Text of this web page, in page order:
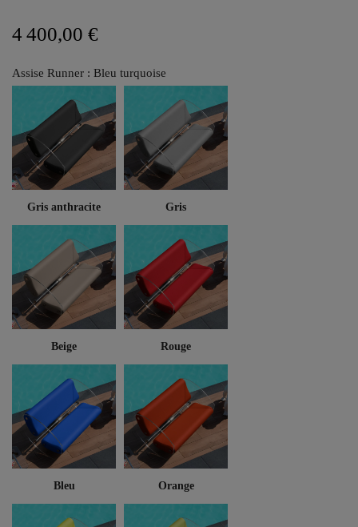
4 400,00 €
Assise Runner : Bleu turquoise
Gris anthracite Gris
Beige Rouge
Bleu Orange